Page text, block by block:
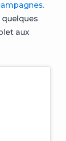
.
quelques
aux